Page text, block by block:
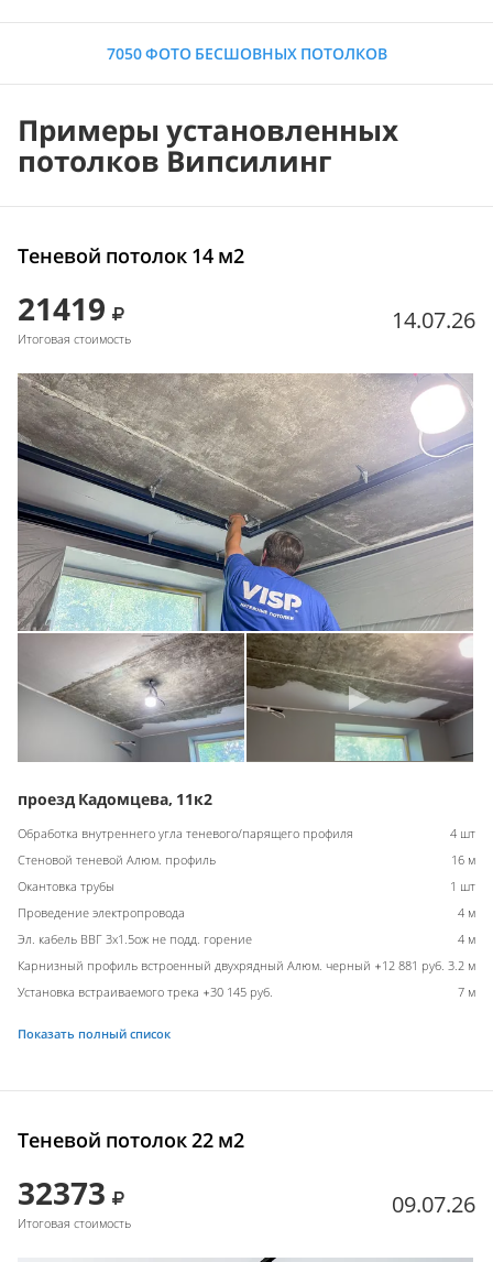
7050 ФОТО БЕСШОВНЫХ ПОТОЛКОВ
Примеры установленных
потолков Випсилинг
Теневой потолок 14 м2
21419
Итоговая стоимость
14.07.26
проезд Кадомцева, 11к2
Обработка внутреннего угла теневого/парящего профиля
4 шт
Стеновой теневой Алюм. профиль
16 м
Окантовка трубы
1 шт
Проведение электропровода
4 м
Эл. кабель ВВГ 3х1.5ож не подд. горение
4 м
Карнизный профиль встроенный двухрядный Алюм. черный +12 881 руб. 3.2 м
Установка встраиваемого трека +30 145 руб.
7 м
Показать полный список
Теневой потолок 22 м2
32373
Итоговая стоимость
09.07.26